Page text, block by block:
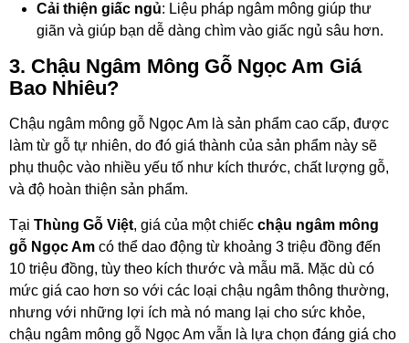
Cải thiện giấc ngủ: Liệu pháp ngâm mông giúp thư
giãn và giúp bạn dễ dàng chìm vào giấc ngủ sâu hơn.
3. Chậu Ngâm Mông Gỗ Ngọc Am Giá
Bao Nhiêu?
Chậu ngâm mông gỗ Ngọc Am là sản phẩm cao cấp, được
làm từ gỗ tự nhiên, do đó giá thành của sản phẩm này sẽ
phụ thuộc vào nhiều yếu tố như kích thước, chất lượng gỗ,
và độ hoàn thiện sản phẩm.
Tại Thùng Gỗ Việt, giá của một chiếc chậu ngâm mông
gỗ Ngọc Am có thể dao động từ khoảng 3 triệu đồng đến
10 triệu đồng, tùy theo kích thước và mẫu mã. Mặc dù có
mức giá cao hơn so với các loại chậu ngâm thông thường,
nhưng với những lợi ích mà nó mang lại cho sức khỏe,
chậu ngâm mông gỗ Ngọc Am vẫn là lựa chọn đáng giá cho